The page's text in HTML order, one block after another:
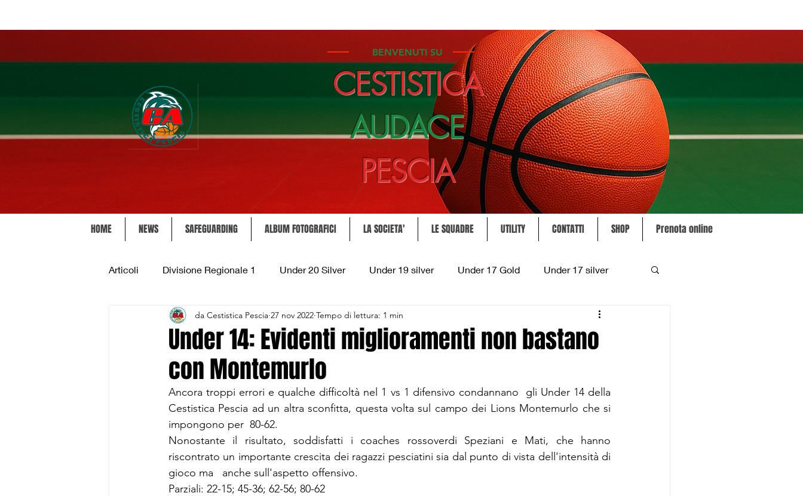
BENVENUTI SU
CESTISTICA
AUDACE
PESCIA
HOME NEWS SAFEGUARDING ALBUM FOTOGRAFICI LA SOCIETA' LE SQUADRE UTILITY CONTATTI SHOP Prenota online
Articoli Divisione Regionale 1 Under 20 Silver Under 19 silver Under 17 Gold Under 17 silver
Under 15 Silver Under 14 Silver Under 13 Silver Esordienti
CSI Juniores CSI Under 13 Divisione Regionale 3
Under 14: Evidenti miglioramenti non bastano
con Montemurlo
da Cestistica Pescia 27 nov 2022 Tempo di lettura: 1 min
Ancora troppi errori e qualche difficoltà nel 1 vs 1 difensivo condannano  gli Under 14 della
Cestistica Pescia ad un altra sconfitta, questa volta sul campo dei Lions Montemurlo che si
impongono per  80-62.
Nonostante il risultato, soddisfatti i coaches rossoverdi Speziani e Mati, che hanno
riscontrato un importante crescita dei ragazzi pesciatini sia dal punto di vista dell'intensità di
gioco ma   anche sull'aspetto offensivo.
Parziali: 22-15; 45-36; 62-56; 80-62